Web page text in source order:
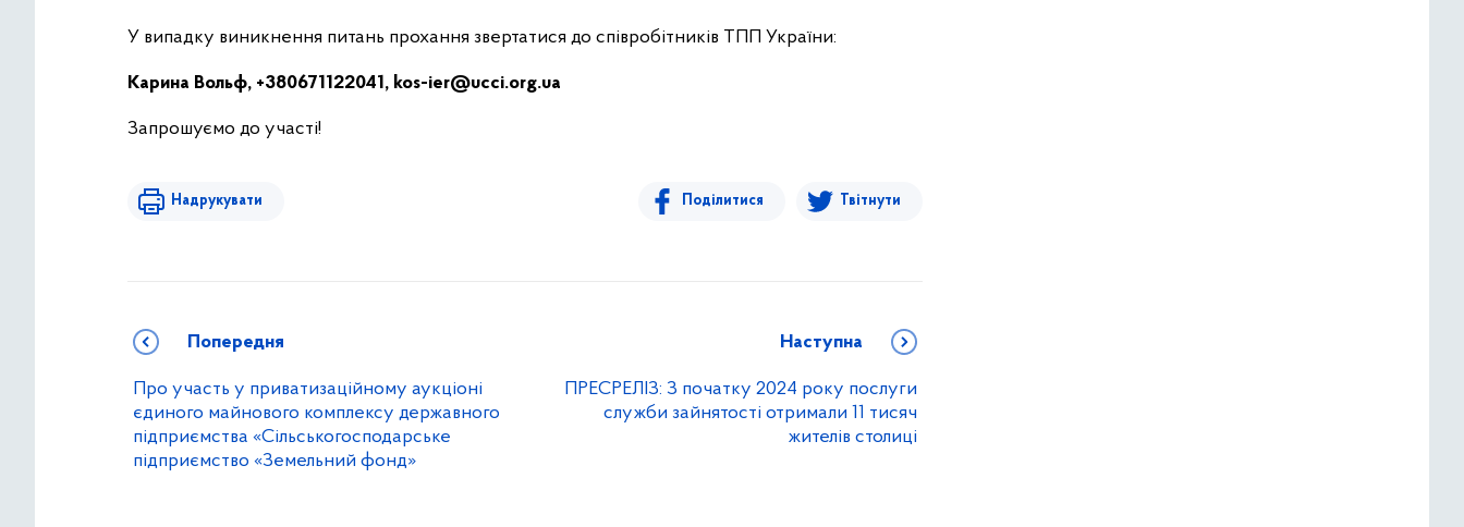
У випадку виникнення питань прохання звертатися до співробітників ТПП України:
Карина Вольф, +380671122041, kos-ier@ucci.org.ua
Запрошуємо до участі!
Надрукувати Поділитися Твітнути
Попередня
Про участь у приватизаційному аукціоні
єдиного майнового комплексу державного
підприємства «Сільськогосподарське
підприємство «Земельний фонд»
Наступна
ПРЕСРЕЛІЗ: З початку 2024 року послуги
служби зайнятості отримали 11 тисяч
жителів столиці